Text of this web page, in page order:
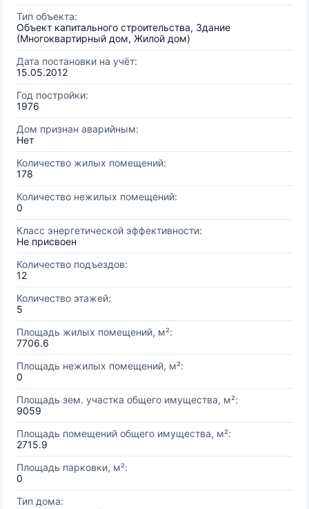
Тип объекта:
Объект капитального строительства, Здание
(Многоквартирный дом, Жилой дом)
Дата постановки на учёт:
15.05.2012
Год постройки:
1976
Дом признан аварийным:
Нет
Количество жилых помещений:
178
Количество нежилых помещений:
0
Класс энергетической эффективности:
Не присвоен
Количество подъездов:
12
Количество этажей:
5
Площадь жилых помещений, м²:
7706.6
Площадь нежилых помещений, м²:
0
Площадь зем. участка общего имущества, м²:
9059
Площадь помещений общего имущества, м²:
2715.9
Площадь парковки, м²:
0
Тип дома: